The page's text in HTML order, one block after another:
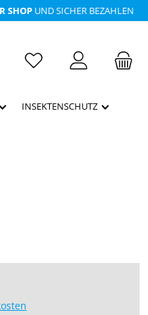
SHOP UND SICHER BEZAHLEN
INSEKTENSCHUTZ